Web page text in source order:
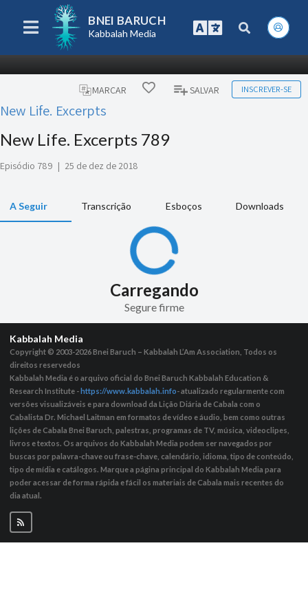
BNEI BARUCH
Kabbalah Media
MARCAR SALVAR INSCREVER-SE
New Life. Excerpts
New Life. Excerpts 789
Episódio 789 | 25 de dez de 2018
A Seguir Transcrição Esboços Downloads
Carregando
Segure firme
Kabbalah Media
Copyright © 2003-2026Bnei Baruch – Kabbalah L’Am Association, Todos os
direitos reservedos
Kabbalah Media é o arquivo oficial do Bnei Baruch Kabbalah Education &
Research Institute - https://www.kabbalah.info- atualizado regularmente com
versões visualizáveis ​​e para download da Lição Diária de Cabala com o
Cabalista Dr. Michael Laitman em formatos de vídeo e áudio, bem como outras
lições de Cabala Bnei Baruch, palestras, programas de TV, música, videoclipes,
livros e textos. Os arquivos do Kabbalah Media podem ser navegados por
buscas por palavra-chave ou frase-chave, calendário, idioma, tipo de conteúdo,
tipo de mídia e catálogos. Marque a página principal do Kabbalah Media para
poder acessar de forma rápida e fácil os materiais de Cabala mais recentes do
dia atual.